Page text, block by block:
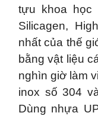
tựu khoa học
Silicagen,
nhất của thế
bằng vật liệu
nghìn giờ làm
inox số 304
Dùng nhựa